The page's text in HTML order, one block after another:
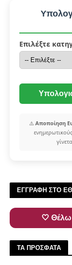
Επιλέξτε
⚠️ Αποποίηση
ΕΓΓΡΑΦΗ ΣΤΟ
🤍
ΤΑ ΠΡΟΣΦΑΤΑ